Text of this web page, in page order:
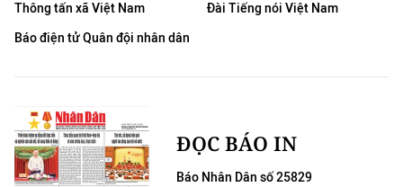
Thông tấn xã Việt Nam
Đài Tiếng nói Việt Nam
Báo điện tử Quân đội nhân dân
ĐỌC BÁO IN
Báo Nhân Dân số 25829